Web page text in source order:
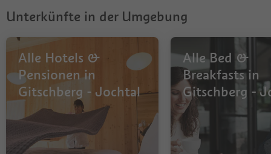
Unterkünfte in der Umgebung
Alle Hotels &
Pensionen in
Gitschberg - Jochtal
Alle Bed &
Breakfasts in
Gitschberg -